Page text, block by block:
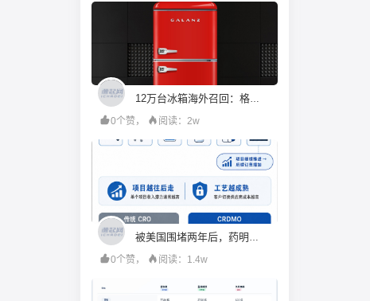
12万台冰箱海外召回：格兰仕的成本账算错了什么
0个赞，
阅读：2w
0个赞，
阅读：1.4w